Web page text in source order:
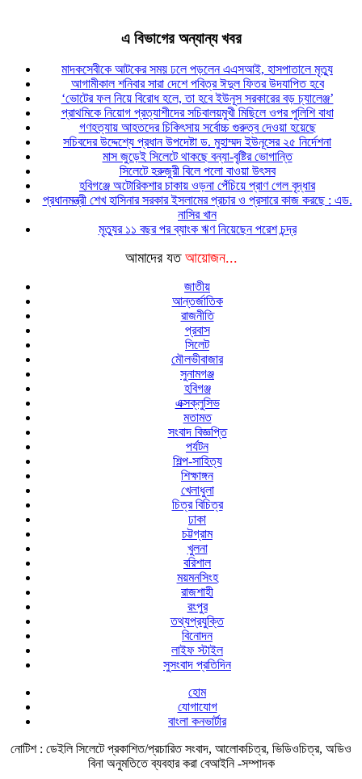
এ বিভাগের অন্যান্য খবর
মাদকসেবীকে আটকের সময় ঢলে পড়লেন এএসআই, হাসপাতালে মৃত্যু
আগামীকাল শনিবার সারা দেশে পবিত্র ঈদুল ফিতর উদযাপিত হবে
‘ভোটের ফল নিয়ে বিরোধ হলে, তা হবে ইউনূস সরকারের বড় চ্যালেঞ্জ’
প্রাথমিকে নিয়োগ প্রত্যাশীদের সচিবালয়মুখী মিছিলে ওপর পুলিশি বাধা
গণহত্যায় আহতদের চিকিৎসায় সর্বোচ্চ গুরুত্ব দেওয়া হয়েছে
সচিবদের উদ্দেশ্যে প্রধান উপদেষ্টা ড. মুহাম্মদ ইউনূসের ২৫ নির্দেশনা
মাস জুড়েই সিলেটে থাকছে বন্যা-বৃষ্টির ভোগান্তি
সিলেটে হরুজুরী বিলে পলো বাওয়া উৎসব
হবিগঞ্জে অটোরিকশার চাকায় ওড়না পেঁচিয়ে প্রাণ গেল বৃদ্ধার
প্রধানমন্ত্রী শেখ হাসিনার সরকার ইসলামের প্রচার ও প্রসারে কাজ করছে : এড.
নাসির খান
মৃত্যুর ১১ বছর পর ব্যাংক ঋণ নিয়েছেন পরেশ চন্দ্র
আমাদের যত আয়োজন...
জাতীয়
আন্তর্জাতিক
রাজনীতি
প্রবাস
সিলেট
মৌলভীবাজার
সুনামগঞ্জ
হবিগঞ্জ
এক্সক্লুসিভ
মতামত
সংবাদ বিজ্ঞপ্তি
পর্যটন
শিল্প-সাহিত্য
শিক্ষাঙ্গন
খেলাধুলা
চিত্র বিচিত্র
ঢাকা
চট্টগ্রাম
খুলনা
বরিশাল
ময়মনসিংহ
রাজশাহী
রংপুর
তথ্যপ্রযুক্তি
বিনোদন
লাইফ স্টাইল
সুসংবাদ প্রতিদিন
হোম
যোগাযোগ
বাংলা কনভার্টার
নোটিশ : ডেইলি সিলেটে প্রকাশিত/প্রচারিত সংবাদ, আলোকচিত্র, ভিডিওচিত্র, অডিও
বিনা অনুমতিতে ব্যবহার করা বেআইনি -সম্পাদক